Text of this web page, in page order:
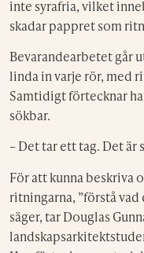
inte syrafria, vilket
skadar pappret som
Bevarandearbetet går
linda in varje rör, med
Samtidigt förtecknar
sökbar.
– Det tar ett tag. Det
För att kunna beskriva
ritningarna, ”förstå vad
säger, tar Douglas